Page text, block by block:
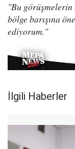
"Bu
bölge barışına
ediyorum."
İlgili Haberler